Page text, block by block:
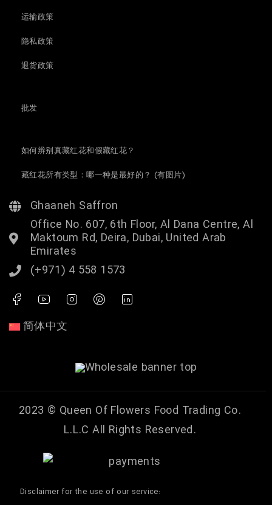
运输政策
隐私政策
退货政策
批发
如何辨别真藏红花和假藏红花？
藏红花所有类型：哪一种是最好的？ (有图片)
Ghaaneh Saffron
Office No. 607, 6th Floor, Al Dana Centre, Al
Maktoum Rd, Deira, Dubai, United Arab
Emirates
(+971) 4 558 1573
简体中文
2023 © Queen Of Flowers Food Trading Co.
L.L.C All Rights Reserved.
Disclaimer for the use of our service: